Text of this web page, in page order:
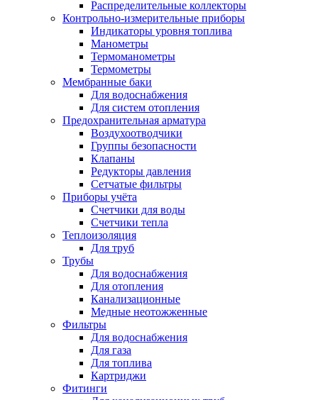
Распределительные коллекторы
Контрольно-измерительные приборы
Индикаторы уровня топлива
Манометры
Термоманометры
Термометры
Мембранные баки
Для водоснабжения
Для систем отопления
Предохранительная арматура
Воздухоотводчики
Группы безопасности
Клапаны
Редукторы давления
Сетчатые фильтры
Приборы учёта
Счетчики для воды
Счетчики тепла
Теплоизоляция
Для труб
Трубы
Для водоснабжения
Для отопления
Канализационные
Медные неотожженные
Фильтры
Для водоснабжения
Для газа
Для топлива
Картриджи
Фитинги